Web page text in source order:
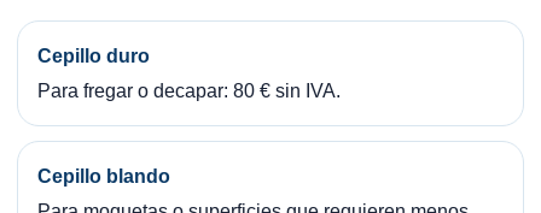
Cepillo duro
Para fregar o decapar: 80 € sin IVA.
Cepillo blando